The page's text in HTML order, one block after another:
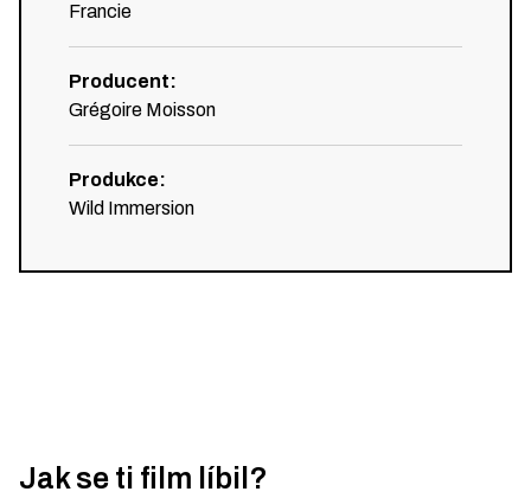
Francie
Producent:
Grégoire Moisson
Produkce:
Wild Immersion
Jak se ti film líbil?